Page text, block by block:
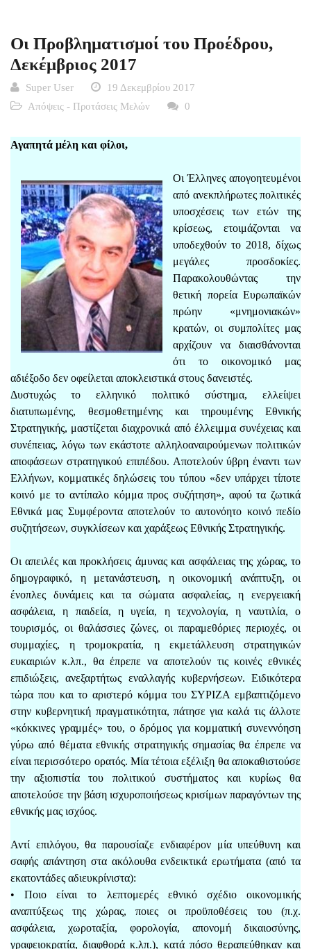
Οι Προβληματισμοί του Προέδρου,
Δεκέμβριος 2017
Super User
19 Δεκεμβρίου 2017
Απόψεις - Προτάσεις Μελών
0
Αγαπητά μέλη και φίλοι,
Οι Έλληνες απογοητευμένοι
από ανεκπλήρωτες πολιτικές
υποσχέσεις των ετών της
κρίσεως, ετοιμάζονται να
υποδεχθούν το 2018, δίχως
μεγάλες προσδοκίες.
Παρακολουθώντας την
θετική πορεία Ευρωπαϊκών
πρώην «μνημονιακών»
κρατών, οι συμπολίτες μας
αρχίζουν να διαισθάνονται
ότι το οικονομικό μας
αδιέξοδο δεν οφείλεται αποκλειστικά στους δανειστές.
Δυστυχώς το ελληνικό πολιτικό σύστημα, ελλείψει
διατυπωμένης, θεσμοθετημένης και τηρουμένης Εθνικής
Στρατηγικής, μαστίζεται διαχρονικά από έλλειμμα συνέχειας και
συνέπειας, λόγω των εκάστοτε αλληλοαναιρούμενων πολιτικών
αποφάσεων στρατηγικού επιπέδου. Αποτελούν ύβρη έναντι των
Ελλήνων, κομματικές δηλώσεις του τύπου «δεν υπάρχει τίποτε
κοινό με το αντίπαλο κόμμα προς συζήτηση», αφού τα ζωτικά
Εθνικά μας Συμφέροντα αποτελούν το αυτονόητο κοινό πεδίο
συζητήσεων, συγκλίσεων και χαράξεως Εθνικής Στρατηγικής.
Οι απειλές και προκλήσεις άμυνας και ασφάλειας της χώρας, το
δημογραφικό, η μετανάστευση, η οικονομική ανάπτυξη, οι
ένοπλες δυνάμεις και τα σώματα ασφαλείας, η ενεργειακή
ασφάλεια, η παιδεία, η υγεία, η τεχνολογία, η ναυτιλία, ο
τουρισμός, οι θαλάσσιες ζώνες, οι παραμεθόριες περιοχές, οι
συμμαχίες, η τρομοκρατία, η εκμετάλλευση στρατηγικών
ευκαιριών κ.λπ., θα έπρεπε να αποτελούν τις κοινές εθνικές
επιδιώξεις, ανεξαρτήτως εναλλαγής κυβερνήσεων. Ειδικότερα
τώρα που και το αριστερό κόμμα του ΣΥΡΙΖΑ εμβαπτιζόμενο
στην κυβερνητική πραγματικότητα, πάτησε για καλά τις άλλοτε
«κόκκινες γραμμές» του, ο δρόμος για κομματική συνεννόηση
γύρω από θέματα εθνικής στρατηγικής σημασίας θα έπρεπε να
είναι περισσότερο ορατός. Μία τέτοια εξέλιξη θα αποκαθιστούσε
την αξιοπιστία του πολιτικού συστήματος και κυρίως θα
αποτελούσε την βάση ισχυροποιήσεως κρισίμων παραγόντων της
εθνικής μας ισχύος.
Αντί επιλόγου, θα παρουσίαζε ενδιαφέρον μία υπεύθυνη και
σαφής απάντηση στα ακόλουθα ενδεικτικά ερωτήματα (από τα
εκατοντάδες αδιευκρίνιστα):
• Ποιο είναι το λεπτομερές εθνικό σχέδιο οικονομικής
αναπτύξεως της χώρας, ποιες οι προϋποθέσεις του (π.χ.
ασφάλεια, χωροταξία, φορολογία, απονομή δικαιοσύνης,
γραφειοκρατία, διαφθορά κ.λπ.), κατά πόσο θεραπεύθηκαν και